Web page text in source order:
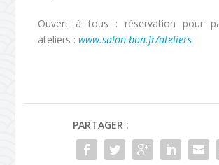
Ouvert à tous : réservation pour
ateliers :www.salon-bon.fr/ateliers
PARTAGER :